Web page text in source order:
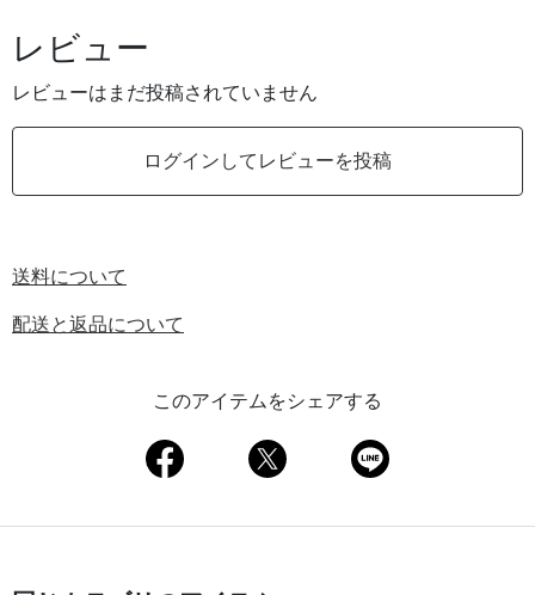
レビュー
レビューはまだ投稿されていません
ログインしてレビューを投稿
送料について
配送と返品について
このアイテムをシェアする